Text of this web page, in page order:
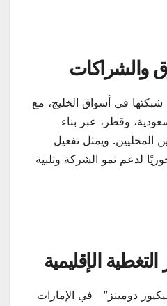
والشراكات
في أسواق الخليج، مع
وقطر، عبر بناء
المحليين. ويمثل تفعيل
لدعم نمو الشركة وتلبية
الإقليمية
دومينز” في الإمارات